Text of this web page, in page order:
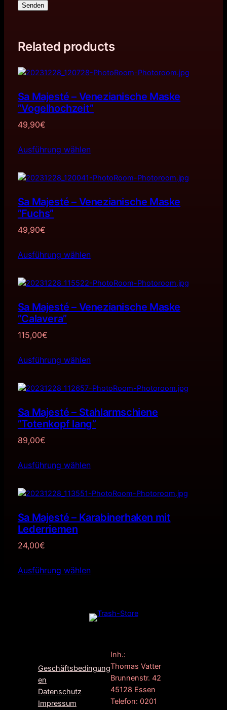
Senden
Related products
Sa Majesté – Venezianische Maske
”Vogelhochzeit”
49,90€
Ausführung wählen
Sa Majesté – Venezianische Maske
”Fuchs”
49,90€
Ausführung wählen
Sa Majesté – Venezianische Maske
”Calavera”
115,00€
Ausführung wählen
Sa Majesté – Stahlarmschiene
”Totenkopf lang”
89,00€
Ausführung wählen
Sa Majesté – Karabinerhaken mit
Lederriemen
24,00€
Ausführung wählen
o
n
t
Geschäftsbedingung
en
Datenschutz
Impressum
Inh.:
Thomas Vatter
Brunnenstr. 42
45128 Essen
Telefon: 0201